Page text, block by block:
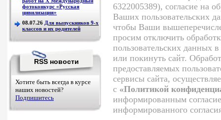
6322005389), согласие на
Ваших пользовательских
чтобы Ваши
просим отключить
пользовательских данных
или покинуть сайт.
предоставляемых
сервисы сайта,
с «Политикой
информированным
информированного
фотоконкурс «Русская
цивилизация»
08.07.26 Для выпускников 9-х
классов и их родителей
RSS новости
Хотите быть всегда в курсе
наших новостей?
Подпишитесь